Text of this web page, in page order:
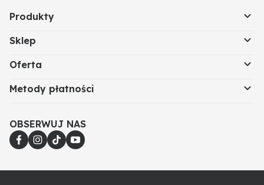
Produkty
Sklep
Oferta
Metody płatności
OBSERWUJ NAS